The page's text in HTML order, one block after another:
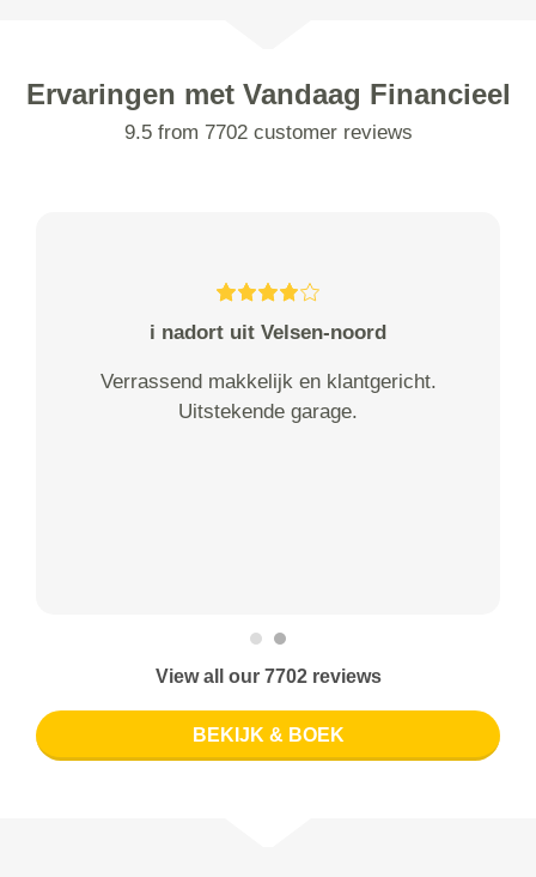
Ervaringen met Vandaag Financieel
9.5 from 7702 customer reviews
i nadort uit Velsen-noord
Verrassend makkelijk en klantgericht.
Uitstekende garage.
View all our 7702 reviews
BEKIJK & BOEK